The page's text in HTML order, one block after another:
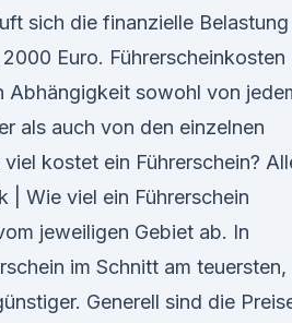
sich die finanzielle Belastung
Euro. Führerscheinkosten
Abhängigkeit sowohl von
als auch von den einzelnen
kostet ein Führerschein?
| Wie viel ein Führerschein
jeweiligen Gebiet ab. In
im Schnitt am teuersten,
Generell sind die